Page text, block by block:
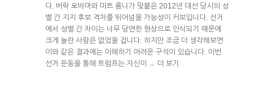
다. 버락 오바마와 미트 롬니가 맞붙은 2012년 대선 당시의 성
별 간 지지 후보 격차를 뛰어넘을 가능성이 커보입니다. 선거
에서 성별 간 차이는 너무 당연한 현상으로 인식되기 때문에
크게 놀란 사람은 없었을 겁니다. 하지만 조금 더 생각해보면
이와 같은 결과에는 이해하기 어려운 구석이 있습니다. 이번
선거 운동을 통해 트럼프는 자신이
→ 더 보기